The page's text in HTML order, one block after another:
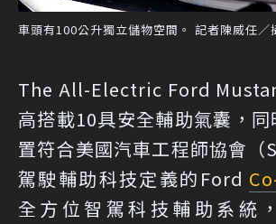
車頭有100公升獨立儲物空間。 記者陳威任／
The All-Electric Ford
高搭載10具安全輔助氣囊，
置符合美國汽車工程師協會（
駕駛輔助科技定義的Ford
全方位智駕科技輔助系統